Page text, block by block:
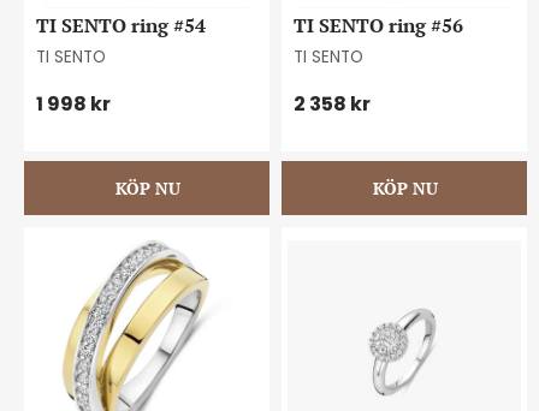
TI SENTO ring #54
TI SENTO
1 998 kr
TI SENTO ring #56
TI SENTO
2 358 kr